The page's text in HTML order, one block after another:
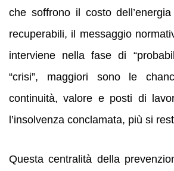
che soffrono il costo
recuperabili, il messaggio
interviene nella fase di
“crisi”, maggiori sono le
continuità, valore e posti di
l’insolvenza conclamata, più si
Questa centralità della